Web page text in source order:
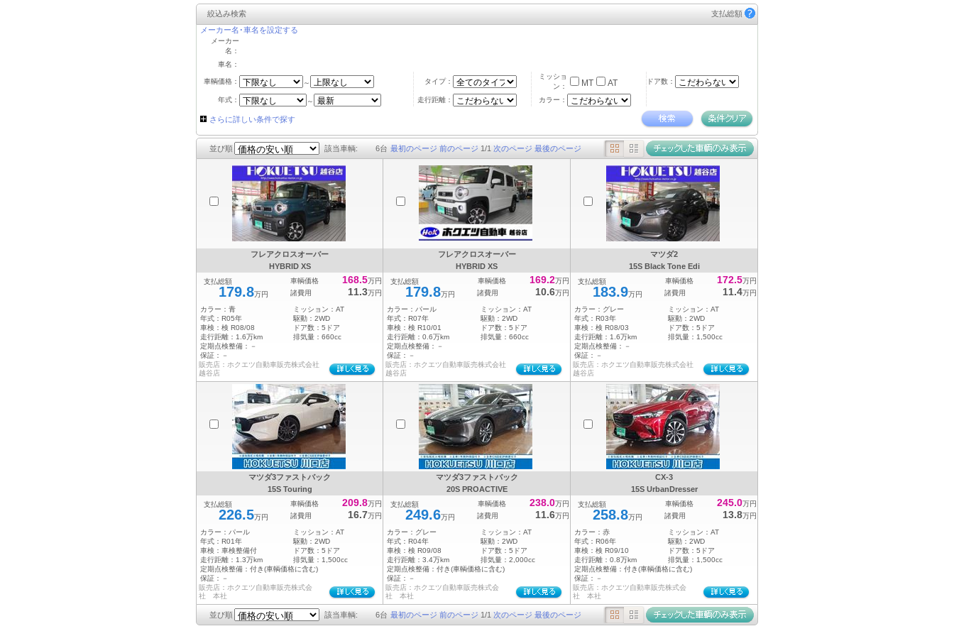
絞込み検索
支払総額
メーカー名･車名を設定する
メーカー
名：
車名：
車輌価格： ～ タイプ：
ミッショ
ン：
MT AT ドア数：
年式： ～ 走行距離： カラー：
さらに詳しい条件で探す
並び順 該当車輌: 6台 最初のページ 前のページ 1/1 次のページ 最後のページ
フレアクロスオーバー
HYBRID XS
支払総額
179.8万円
車輌価格 168.5万円
諸費用
11.3万円
カラー： 青 ミッション： AT
年式： R05年 駆動： 2WD
車検： 検 R08/08 ドア数： 5ドア
走行距離： 1.6万km 排気量： 660cc
定期点検整備：
－
保証：
－
販売店：ホクエツ自動車販売株式会社
越谷店
フレアクロスオーバー
HYBRID XS
支払総額
179.8万円
車輌価格 169.2万円
諸費用
10.6万円
カラー： パール ミッション： AT
年式： R07年 駆動： 2WD
車検： 検 R10/01 ドア数： 5ドア
走行距離： 0.6万km 排気量： 660cc
定期点検整備：
－
保証：
－
販売店：ホクエツ自動車販売株式会社
越谷店
マツダ2
15S Black Tone Edi
支払総額
183.9万円
車輌価格 172.5万円
諸費用
11.4万円
カラー： グレー ミッション： AT
年式： R03年 駆動： 2WD
車検： 検 R08/03 ドア数： 5ドア
走行距離： 1.6万km 排気量： 1,500cc
定期点検整備：
－
保証：
－
販売店：ホクエツ自動車販売株式会社
越谷店
マツダ3ファストバック
15S Touring
支払総額
226.5万円
車輌価格 209.8万円
諸費用
16.7万円
カラー： パール ミッション： AT
年式： R01年 駆動： 2WD
車検： 車検整備付 ドア数： 5ドア
走行距離： 1.3万km 排気量： 1,500cc
定期点検整備： 付き(車輌価格に含む)
保証：
－
販売店：ホクエツ自動車販売株式会
社 本社
マツダ3ファストバック
20S PROACTIVE
支払総額
249.6万円
車輌価格 238.0万円
諸費用
11.6万円
カラー： グレー ミッション： AT
年式： R04年 駆動： 2WD
車検： 検 R09/08 ドア数： 5ドア
走行距離： 3.4万km 排気量： 2,000cc
定期点検整備： 付き(車輌価格に含む)
保証：
－
販売店：ホクエツ自動車販売株式会
社 本社
CX-3
15S UrbanDresser
支払総額
258.8万円
車輌価格 245.0万円
諸費用
13.8万円
カラー： 赤 ミッション： AT
年式： R06年 駆動： 2WD
車検： 検 R09/10 ドア数： 5ドア
走行距離： 0.8万km 排気量： 1,500cc
定期点検整備： 付き(車輌価格に含む)
保証：
－
販売店：ホクエツ自動車販売株式会
社 本社
並び順 該当車輌: 6台 最初のページ 前のページ 1/1 次のページ 最後のページ